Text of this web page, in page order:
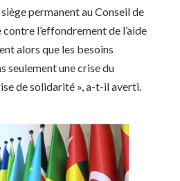
permanent au Conseil de
l’effondrement de l’aide
alors que les besoins
seulement une crise du
de solidarité », a-t-il averti.